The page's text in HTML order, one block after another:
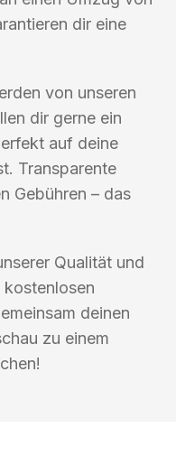
dir eine
von unseren
dir gerne ein
auf deine
Transparente
Gebühren – das
Qualität und
kostenlosen
deinen
zu einem